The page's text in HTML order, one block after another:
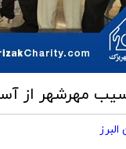
مهرشهر از